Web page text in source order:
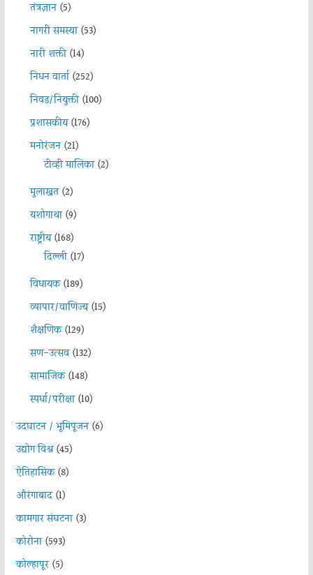
तंत्रज्ञान(5)
नागरी समस्या(53)
नारी शक्ती(14)
निधन वार्ता(252)
निवड/नियुक्ती(100)
प्रशासकीय(176)
मनोरंजन(21)
टीव्ही मालिका(2)
मुलाखत(2)
यशोगाथा(9)
राष्ट्रीय(168)
दिल्ली(17)
विधायक(189)
व्यापार/वाणिज्य(15)
शैक्षणिक(129)
सण-उत्सव(132)
सामाजिक(148)
स्पर्धा/परीक्षा(10)
उदघाटन / भूमिपूजन(6)
उद्योग विश्व(45)
ऐतिहासिक(8)
औरंगाबाद(1)
कामगार संघटना(3)
कोरोना(593)
कोल्हापूर(5)